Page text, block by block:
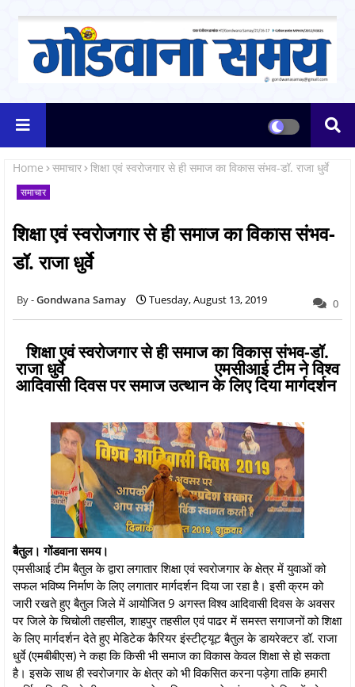
Home समाचार शिक्षा एवं स्वरोजगार से ही समाज का विकास संभव-डॉ. राजा धुर्वे
समाचार
शिक्षा एवं स्वरोजगार से ही समाज का विकास संभव-
डॉ. राजा धुर्वे
Gondwana Samay Tuesday, August 13, 2019 0
शिक्षा एवं स्वरोजगार से ही समाज का विकास संभव-डॉ.
राजा धुर्वे एमसीआई टीम ने विश्व
आदिवासी दिवस पर समाज उत्थान के लिए दिया मार्गदर्शन
बैतुल। गोंडवाना समय।
एमसीआई टीम बैतुल के द्वारा लगातार शिक्षा एवं स्वरोजगार के क्षेत्र में युवाओं को
सफल भविष्य निर्माण के लिए लगातार मार्गदर्शन दिया जा रहा है। इसी क्रम को
जारी रखते हुए बैतुल जिले में आयोजित 9 अगस्त विश्व आदिवासी दिवस के अवसर
पर जिले के चिचोली तहसील, शाहपुर तहसील एवं पाढर में समस्त सगाजनों को शिक्षा
के लिए मार्गदर्शन देते हुए मेडिटेक कैरियर इंस्टीट्यूट बैतुल के डायरेक्टर डॉ. राजा
धुर्वे (एमबीबीएस) ने कहा कि किसी भी समाज का विकास केवल शिक्षा से हो सकता
है। इसके साथ ही स्वरोजगार के क्षेत्र को भी विकसित करना पड़ेगा ताकि हमारी